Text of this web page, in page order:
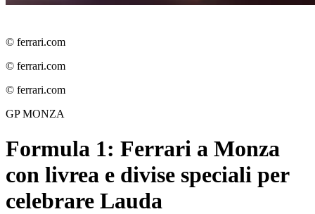
© ferrari.com
© ferrari.com
© ferrari.com
GP MONZA
Formula 1: Ferrari a Monza
con livrea e divise speciali per
celebrare Lauda